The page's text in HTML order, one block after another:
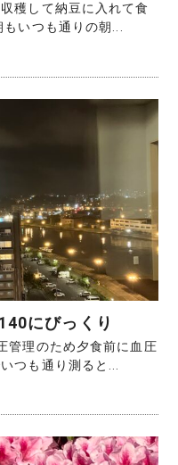
穫して納豆に入れて食
いつも通りの朝...
にびっくり
管理のため夕食前に血圧
つも通り測ると...